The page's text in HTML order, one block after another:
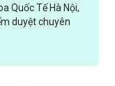
Quốc Tế Hà Nội,
duyệt chuyên